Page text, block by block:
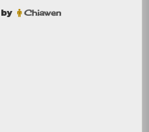
by Chiawen